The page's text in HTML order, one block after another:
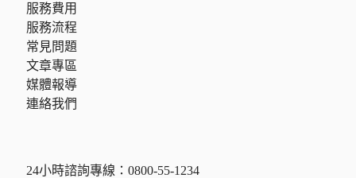
服務費用
服務流程
常見問題
文章專區
媒體報導
連絡我們
24小時諮詢專線： 0800-55-1234